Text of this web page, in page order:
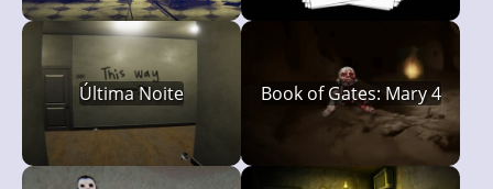
Última Noite Book of Gates: Mary 4